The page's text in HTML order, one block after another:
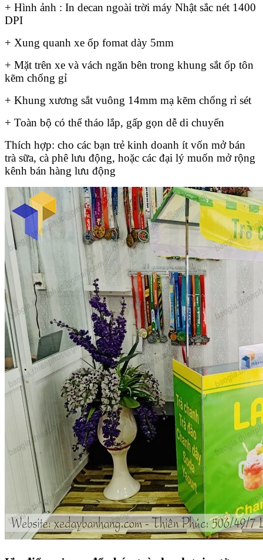
+ Hình ảnh : In decan ngoài trời máy Nhật sắc nét 1400
DPI
+ Xung quanh xe ốp fomat dày 5mm
+ Mặt trên xe và vách ngăn bên trong khung sắt ốp tôn
kẽm chống gỉ
+ Khung xương sắt vuông 14mm mạ kẽm chống rỉ sét
+ Toàn bộ có thể tháo lắp, gấp gọn dễ di chuyển
Thích hợp: cho các bạn trẻ kinh doanh ít vốn mở bán
trà sữa, cà phê lưu động, hoặc các đại lý muốn mở rộng
kênh bán hàng lưu động